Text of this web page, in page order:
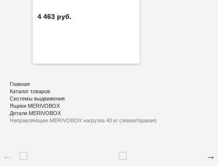
4 463 руб.
Главная
Каталог товаров
Системы выдвижения
Ящики MERIVOBOX
Детали MERIVOBOX
Направляющие MERIVOBOX нагрузка 40 кг (левая/правая)